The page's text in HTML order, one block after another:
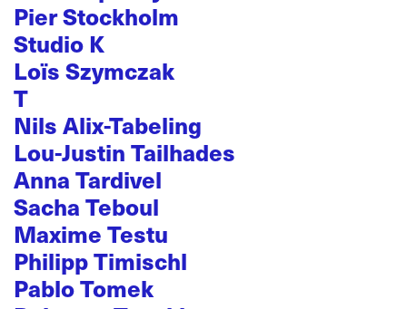
Pier Stockholm
Studio K
Loïs Szymczak
T
Nils Alix-Tabeling
Lou-Justin Tailhades
Anna Tardivel
Sacha Teboul
Maxime Testu
Philipp Timischl
Pablo Tomek